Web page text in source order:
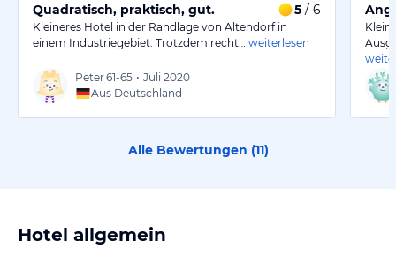
Quadratisch, praktisch, gut. 5 / 6
Kleineres Hotel in der Randlage von Altendorf in
einem Industriegebiet. Trotzdem recht…
weiterlesen
Peter61-65 • Juli 2020
Aus Deutschland
Alle Bewertungen (11)
Hotel allgemein